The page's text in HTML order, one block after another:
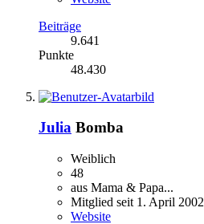
Beiträge
9.641
Punkte
48.430
Julia Bomba
Weiblich
48
aus Mama & Papa...
Mitglied seit 1. April 2002
Website